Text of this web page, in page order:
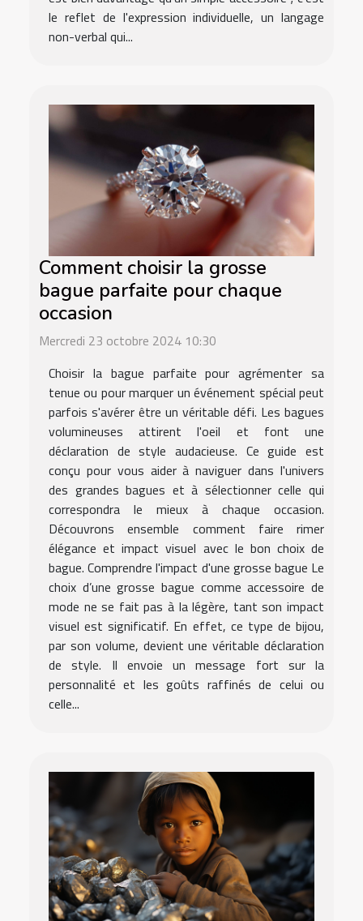
le reflet de l'expression individuelle, un langage
non-verbal qui...
Comment choisir la grosse
bague parfaite pour chaque
occasion
Mercredi 23 octobre 2024 10:30
Choisir la bague parfaite pour agrémenter sa
tenue ou pour marquer un événement spécial peut
parfois s'avérer être un véritable défi. Les bagues
volumineuses attirent l'oeil et font une
déclaration de style audacieuse. Ce guide est
conçu pour vous aider à naviguer dans l'univers
des grandes bagues et à sélectionner celle qui
correspondra le mieux à chaque occasion.
Découvrons ensemble comment faire rimer
élégance et impact visuel avec le bon choix de
bague. Comprendre l'impact d'une grosse bague Le
choix d’une grosse bague comme accessoire de
mode ne se fait pas à la légère, tant son impact
visuel est significatif. En effet, ce type de bijou,
par son volume, devient une véritable déclaration
de style. Il envoie un message fort sur la
personnalité et les goûts raffinés de celui ou
celle...